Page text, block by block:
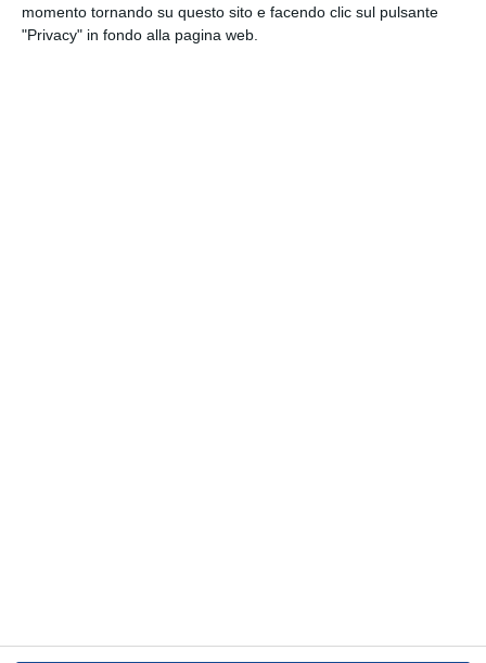
momento tornando su questo sito e facendo clic sul pulsante
"Privacy" in fondo alla pagina web.
Società sottoposta a direzione e coordinamento